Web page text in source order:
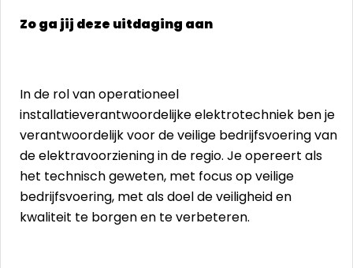
Zo ga jij deze uitdaging aan
In de rol van operationeel
installatieverantwoordelijke elektrotechniek ben je
verantwoordelijk voor de veilige bedrijfsvoering van
de elektravoorziening in de regio. Je opereert als
het technisch geweten, met focus op veilige
bedrijfsvoering, met als doel de veiligheid en
kwaliteit te borgen en te verbeteren.